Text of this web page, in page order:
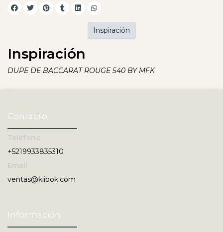
Inspiración
DUPE DE BACCARAT ROUGE 540 BY MFK
Inspiración
Contacto
+5219933835310
ventas@kiibok.com
Información